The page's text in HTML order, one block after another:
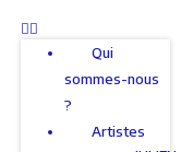
Qui
sommes-nous
?
Artistes